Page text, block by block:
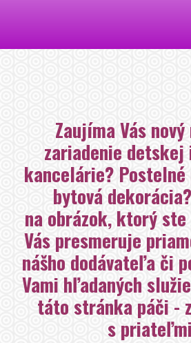
Zaujíma Vás
zariadenie detskej
kancelárie?
bytová
na obrázok, ktorý
Vás presmeruje
nášho dodávateľa či
Vami hľadaných
táto stránka páči -
s